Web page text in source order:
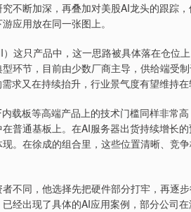
不断加深，再叠加对美股AI龙头的跟踪
应用放在同一张图上。
只产品中，这一思路被具体落在仓位
环节，目前由少数厂商主导，供给端受
求又在持续抬升，行业景气度有望维持在
板等高端产品上的技术门槛同样非常
普通基板上。在AI服务器出货持续增长
。在徐成的组合里，这些位置清晰、竞
同，他选择先把硬件部分打牢，再逐步
经出现了具体的AI应用案例，部分公司